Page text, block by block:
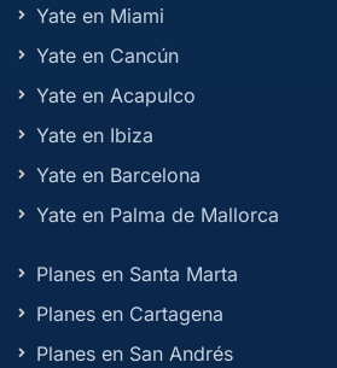
Yate en Miami
Yate en Cancún
Yate en Acapulco
Yate en Ibiza
Yate en Barcelona
Yate en Palma de Mallorca
Planes en Santa Marta
Planes en Cartagena
Planes en San Andrés